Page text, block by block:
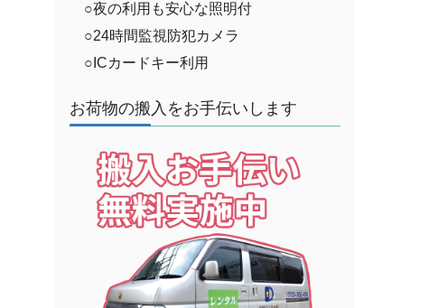
○夜の利用も安心な照明付
○24時間監視防犯カメラ
○ICカードキー利用
お荷物の搬入をお手伝いします